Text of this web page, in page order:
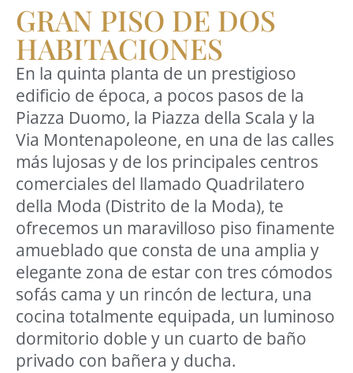
GRAN PISO DE DOS
HABITACIONES
En la quinta planta de un prestigioso
edificio de época, a pocos pasos de la
Piazza Duomo, la Piazza della Scala y la
Via Montenapoleone, en una de las calles
más lujosas y de los principales centros
comerciales del llamado Quadrilatero
della Moda (Distrito de la Moda), te
ofrecemos un maravilloso piso finamente
amueblado que consta de una amplia y
elegante zona de estar con tres cómodos
sofás cama y un rincón de lectura, una
cocina totalmente equipada, un luminoso
dormitorio doble y un cuarto de baño
privado con bañera y ducha.